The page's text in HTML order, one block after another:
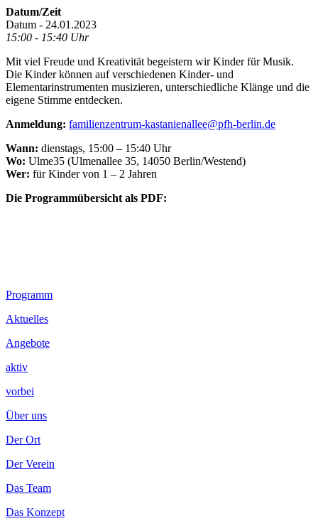
Datum/Zeit
Datum - 24.01.2023
15:00 - 15:40 Uhr
Mit viel Freude und Kreativität begeistern wir Kinder für Musik.
Die Kinder können auf verschiedenen Kinder- und
Elementarinstrumenten musizieren, unterschiedliche Klänge und die
eigene Stimme entdecken.
Anmeldung: familienzentrum-kastanienallee@pfh-berlin.de
Wann: dienstags, 15:00 – 15:40 Uhr
Wo: Ulme35 (Ulmenallee 35, 14050 Berlin/Westend)
Wer: für Kinder von 1 – 2 Jahren
Die Programmübersicht als PDF:
Footer
Inhalt
Programm
Aktuelles
Angebote
aktiv
vorbei
Über uns
Der Ort
Der Verein
Das Team
Das Konzept